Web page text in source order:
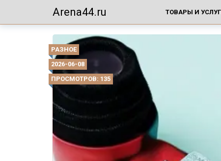
Arena44.ru ТОВАРЫ И
РАЗНОЕ
2026-06-08
ПРОСМОТРОВ: 135